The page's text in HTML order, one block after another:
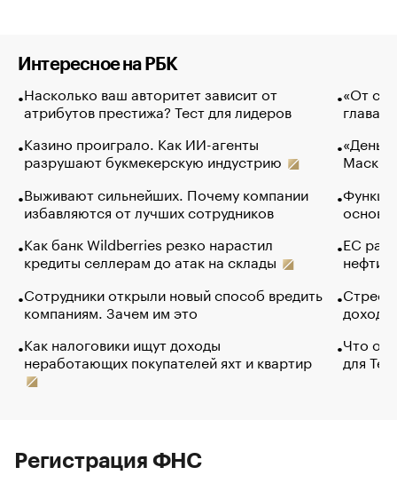
Интересное на РБК
Насколько ваш авторитет зависит от
атрибутов престижа? Тест для лидеров
Казино проиграло. Как ИИ-агенты
разрушают букмекерскую индустрию
Выживают сильнейших. Почему компании
избавляются от лучших сотрудников
Как банк Wildberries резко нарастил
кредиты селлерам до атак на склады
Сотрудники открыли новый способ вредить
компаниям. Зачем им это
Как налоговики ищут доходы
неработающих покупателей яхт и квартир
«От
глава
Маск в
основ
ЕС
нефти
Что
для
Регистрация ФНС